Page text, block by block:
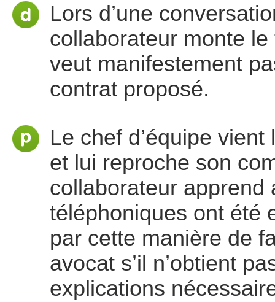
Lors d’une
collaborateur monte
veut manifestement
contrat proposé.
Le chef d’équipe
et lui reproche son
collaborateur apprend
téléphoniques ont été
par cette manière de
avocat s’il n’obtient
explications